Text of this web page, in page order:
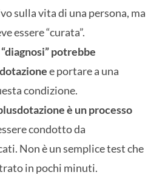
sulla vita di una persona, ma
essere “curata”.
potrebbe
e portare a una
condizione.
è un processo
condotto da
Non è un semplice test che
in pochi minuti.